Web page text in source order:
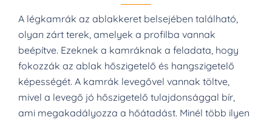
A légkamrák az ablakkeret belsejében található,
olyan zárt terek, amelyek a profilba vannak
beépítve. Ezeknek a kamráknak a feladata, hogy
fokozzák az ablak hőszigetelő és hangszigetelő
képességét. A kamrák levegővel vannak töltve,
mivel a levegő jó hőszigetelő tulajdonsággal bír,
ami megakadályozza a hőátadást. Minél több ilyen